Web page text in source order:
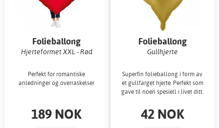
Folieballong
Hjerteformet XXL - Rød
Perfekt for romantiske
anledninger og overraskelser
189 NOK
Folieballong
Gullhjerte
Superfin folieballong i form av
et gullfarget hjerte. Perfekt som
gave til noen spesiell i livet ditt.
42 NOK